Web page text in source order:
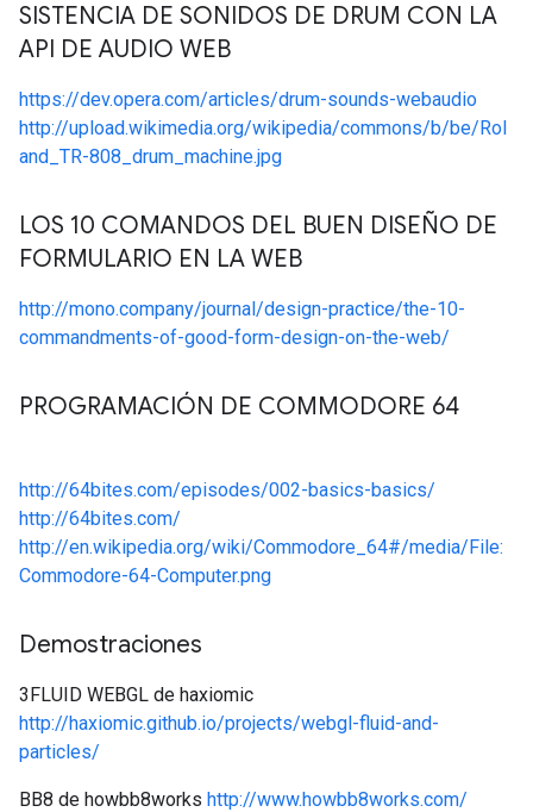
SISTENCIA DE SONIDOS DE DRUM CON LA
API DE AUDIO WEB
https://dev.opera.com/articles/drum-sounds-webaudio
http://upload.wikimedia.org/wikipedia/commons/b/be/Rol
and_TR-808_drum_machine.jpg
LOS 10 COMANDOS DEL BUEN DISEÑO DE
FORMULARIO EN LA WEB
http://mono.company/journal/design-practice/the-10-
commandments-of-good-form-design-on-the-web/
PROGRAMACIÓN DE COMMODORE 64
http://64bites.com/episodes/002-basics-basics/
http://64bites.com/
http://en.wikipedia.org/wiki/Commodore_64#/media/File:
Commodore-64-Computer.png
Demostraciones
3FLUID WEBGL de haxiomic
http://haxiomic.github.io/projects/webgl-fluid-and-
particles/
BB8 de howbb8works http://www.howbb8works.com/